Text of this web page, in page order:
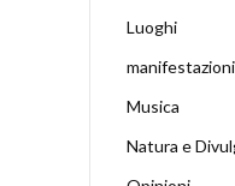
Luoghi
manifestazioni
Musica
Natura e